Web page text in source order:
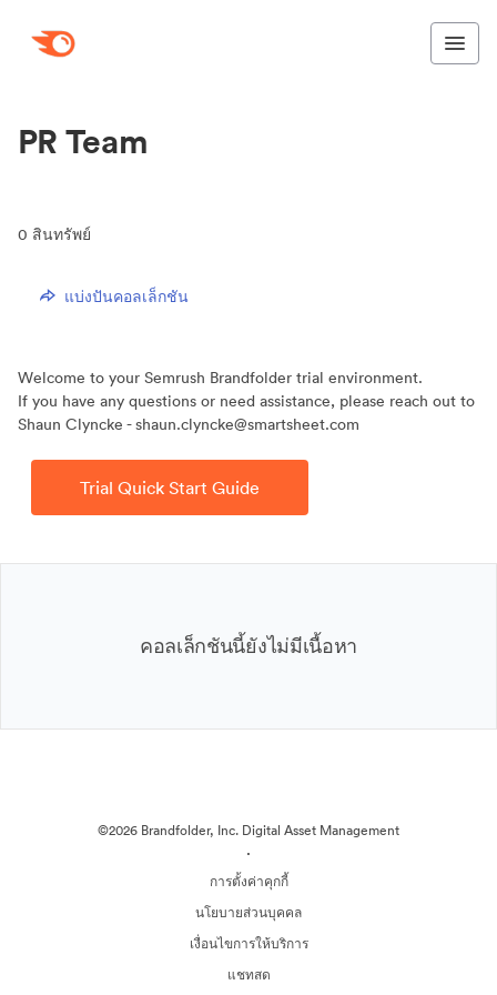
PR Team
0 สินทรัพย์
แบ่งปันคอลเล็กชัน
Welcome to your Semrush Brandfolder trial environment.
If you have any questions or need assistance, please reach out to
Shaun Clyncke - shaun.clyncke@smartsheet.com
Trial Quick Start Guide
คอลเล็กชันนี้ยังไม่มีเนื้อหา
©2026 Brandfolder, Inc. Digital Asset Management
·
การตั้งค่าคุกกี้
นโยบายส่วนบุคคล
เงื่อนไขการให้บริการ
แชทสด